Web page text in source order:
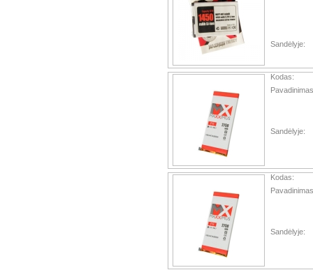
Sandėlyje:
Kodas:
Sandėlyje:
Kodas:
Sandėlyje: